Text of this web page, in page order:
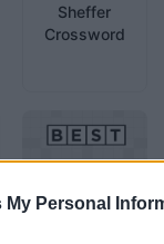
My Personal
Sheffer
Crossword